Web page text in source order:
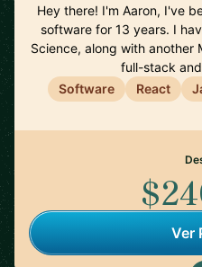
Hey there! I'm Aaron, I've
software for 13 years. I
Science, along with another
full-stack
Software
React
Ver